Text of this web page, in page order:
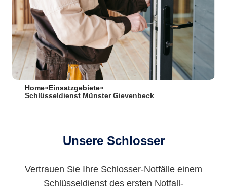
Home» Einsatzgebiete»
Schlüsseldienst Münster Gievenbeck
Unsere Schlosser
Vertrauen Sie Ihre Schlosser-Notfälle einem
Schlüsseldienst des ersten Notfall-